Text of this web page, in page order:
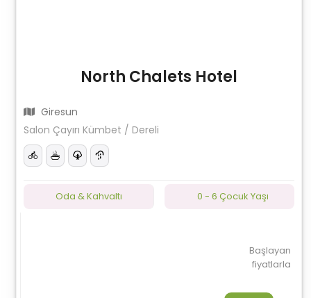
North Chalets Hotel
Giresun
Salon Çayırı Kümbet / Dereli
Oda & Kahvaltı 0 - 6 Çocuk Yaşı
Başlayan
fiyatlarla